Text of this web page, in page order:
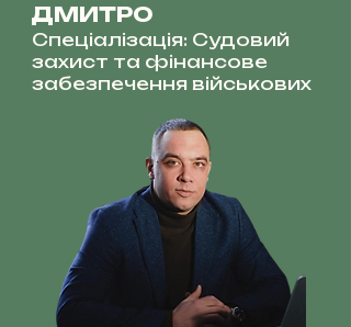
ДМИТРО
Спеціалізація: Судовий
захист та фінансове
забезпечення військових